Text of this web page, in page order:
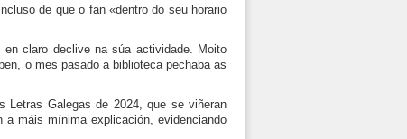
de que o fan «dentro do seu horario
en claro declive na súa actividade. Moito
o mes pasado a biblioteca pechaba as
Galegas de 2024, que se viñeran
a máis mínima explicación, evidenciando